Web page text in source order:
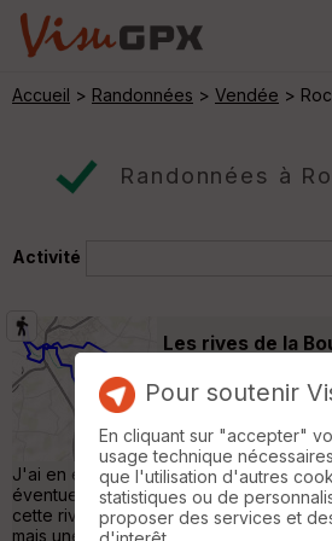
Accueil > Randonnées > Vendée >
Randonnées à
Activité
Les rives de la
Randonnée Pédestre
Aujourd'hui je pars
une arrière pensée
J'ai en effet lu sur Google que je
éventuellement le long de la
cette rivière sur près de sept
mais une trace réalisée avec visuGPX
Pour soutenir
En cliquant sur "accepter"
usage technique
que l'utilisation d'autres
statistiques ou de
proposer des services et